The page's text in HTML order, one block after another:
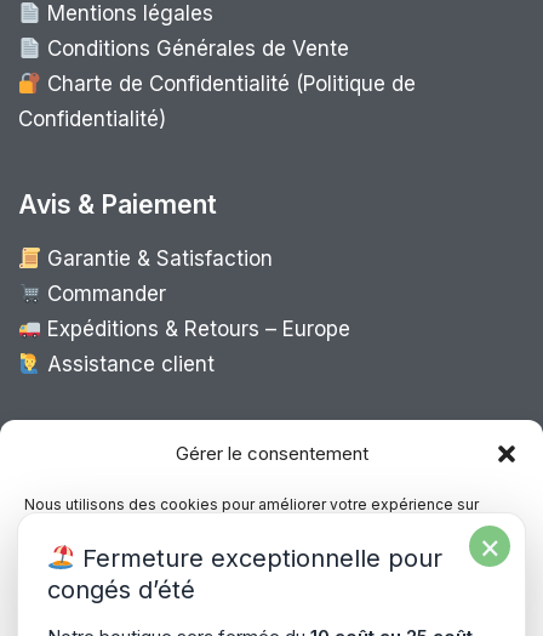
Gérer le consentement
Nous utilisons des cookies pour améliorer votre expérience sur
notre site, analyser le trafic et proposer des contenus personnalisés.
Vous pouvez accepter, refuser ou gérer vos préférences à tout
moment.
Mentions légales
Conditions Générales de Vente
Charte de Confidentialité (Politique de
Confidentialité)
Avis & Paiement
Garantie & Satisfaction
Commander
Expéditions & Retours – Europe
Assistance client
Expédition Europe
Livraison rapide dans toute l’Europe via
“ Mondial Relay
×
Fermeture exceptionnelle pour
congés d’été